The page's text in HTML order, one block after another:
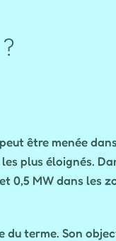
être menée
plus éloignés.
0,5 MW dans les
du terme. Son